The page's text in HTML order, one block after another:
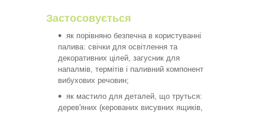
Застосовується
як порівняно безпечна в користуванні
палива: свічки для освітлення та
декоративних цілей, загусник для
напалмів, термітів і паливний компонент
вибухових речовин;
як мастило для деталей, що труться:
дерев'яних (керованих висувних ящиків,